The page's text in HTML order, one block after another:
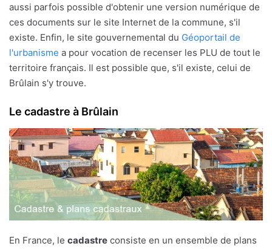
aussi parfois possible d'obtenir une version numérique de
ces documents sur le site Internet de la commune, s'il
existe. Enfin, le site gouvernemental du Géoportail de
l'urbanisme a pour vocation de recenser les PLU de tout le
territoire français. Il est possible que, s'il existe, celui de
Brûlain s'y trouve.
Le cadastre à Brûlain
En France, le cadastre consiste en un ensemble de plans